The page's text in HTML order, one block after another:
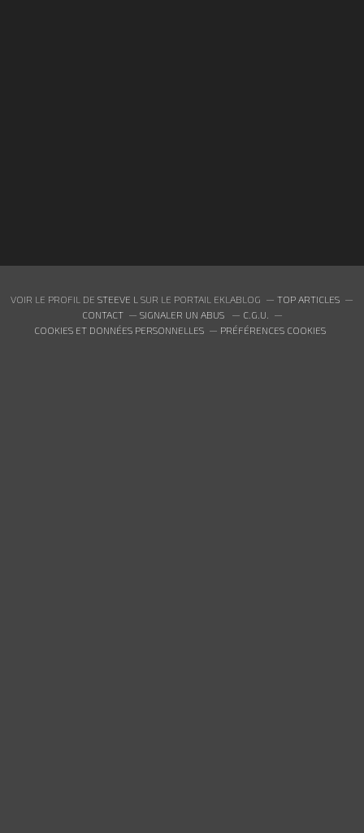
VOIR LE PROFIL DE STEEVE L SUR LE PORTAIL EKLABLOG
TOP ARTICLES
CONTACT
SIGNALER UN ABUS
C.G.U.
COOKIES ET DONNÉES PERSONNELLES
PRÉFÉRENCES COOKIES